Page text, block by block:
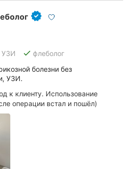
УЗИ done флеболог
болезни без
УЗИ.
к клиенту. Использование
операции встал и пошёл)